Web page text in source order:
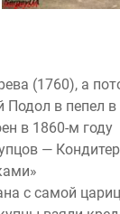
(1760), а
в пепел в
в 1860-м году
—
с самой